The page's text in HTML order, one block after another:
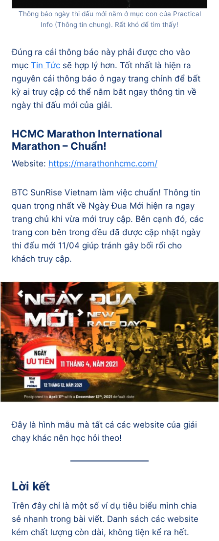
Thông báo ngày thi đấu mới nằm ở mục con của Practical
Info (Thông tin chung). Rất khó để tìm thấy!
Đúng ra cái thông báo này phải được cho vào
mục Tin Tức sẽ hợp lý hơn. Tốt nhất là hiện ra
nguyên cái thông báo ở ngay trang chính để bất
kỳ ai truy cập có thể nắm bắt ngay thông tin về
ngày thi đấu mới của giải.
HCMC Marathon International
Marathon – Chuẩn!
Website: https://marathonhcmc.com/
BTC SunRise Vietnam làm việc chuẩn! Thông tin
quan trọng nhất về Ngày Đua Mới hiện ra ngay
trang chủ khi vừa mới truy cập. Bên cạnh đó, các
trang con bên trong đều đã được cập nhật ngày
thi đấu mới 11/04 giúp tránh gây bối rối cho
khách truy cập.
Đây là hình mẫu mà tất cả các website của giải
chạy khác nên học hỏi theo!
Lời kết
Trên đây chỉ là một số ví dụ tiêu biểu mình chia
sẻ nhanh trong bài viết. Danh sách các website
kém chất lượng còn dài, không tiện kể ra hết.